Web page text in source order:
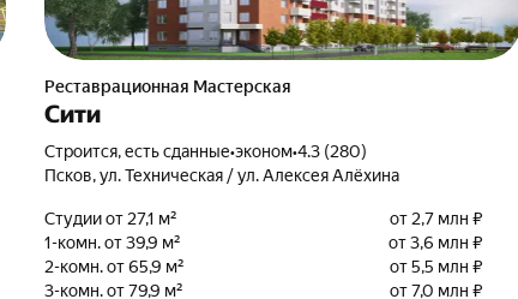
Реставрационная Мастерская
Сити
Строится, есть сданные•эконом•4.3 (280)
Псков, ул. Техническая / ул. Алексея Алёхина
Студии от 27,1 м²
от 2,7 млн ₽
1-комн. от 39,9 м²
от 3,6 млн ₽
2-комн. от 65,9 м²
от 5,5 млн ₽
3-комн. от 79,9 м²
от 7,0 млн ₽